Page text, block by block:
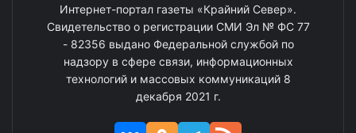
Интернет-портал газеты «Крайний Север».
Свидетельство о регистрации СМИ Эл № ФС 77
- 82356 выдано Федеральной службой по
надзору в сфере связи, информационных
технологий и массовых коммуникаций 8
декабря 2021 г.